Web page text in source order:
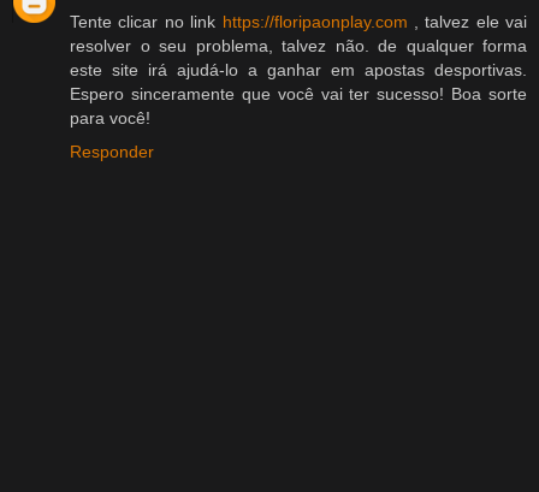
Tente clicar no link https://floripaonplay.com , talvez ele vai
resolver o seu problema, talvez não. de qualquer forma
este site irá ajudá-lo a ganhar em apostas desportivas.
Espero sinceramente que você vai ter sucesso! Boa sorte
para você!
Responder